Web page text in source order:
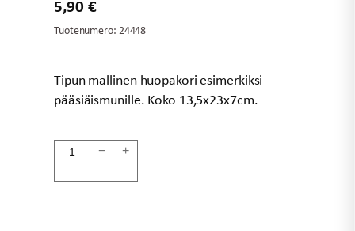
5,90 €
Tuotenumero: 24448
Tipun mallinen huopakori esimerkiksi
pääsiäismunille. Koko 13,5x23x7cm.
Pääsiäiskori
− +